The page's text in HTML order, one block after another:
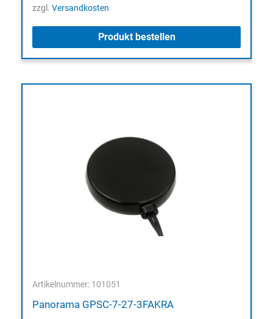
zzgl. Versandkosten
Produkt bestellen
Artikelnummer: 101051
Panorama GPSC-7-27-3FAKRA